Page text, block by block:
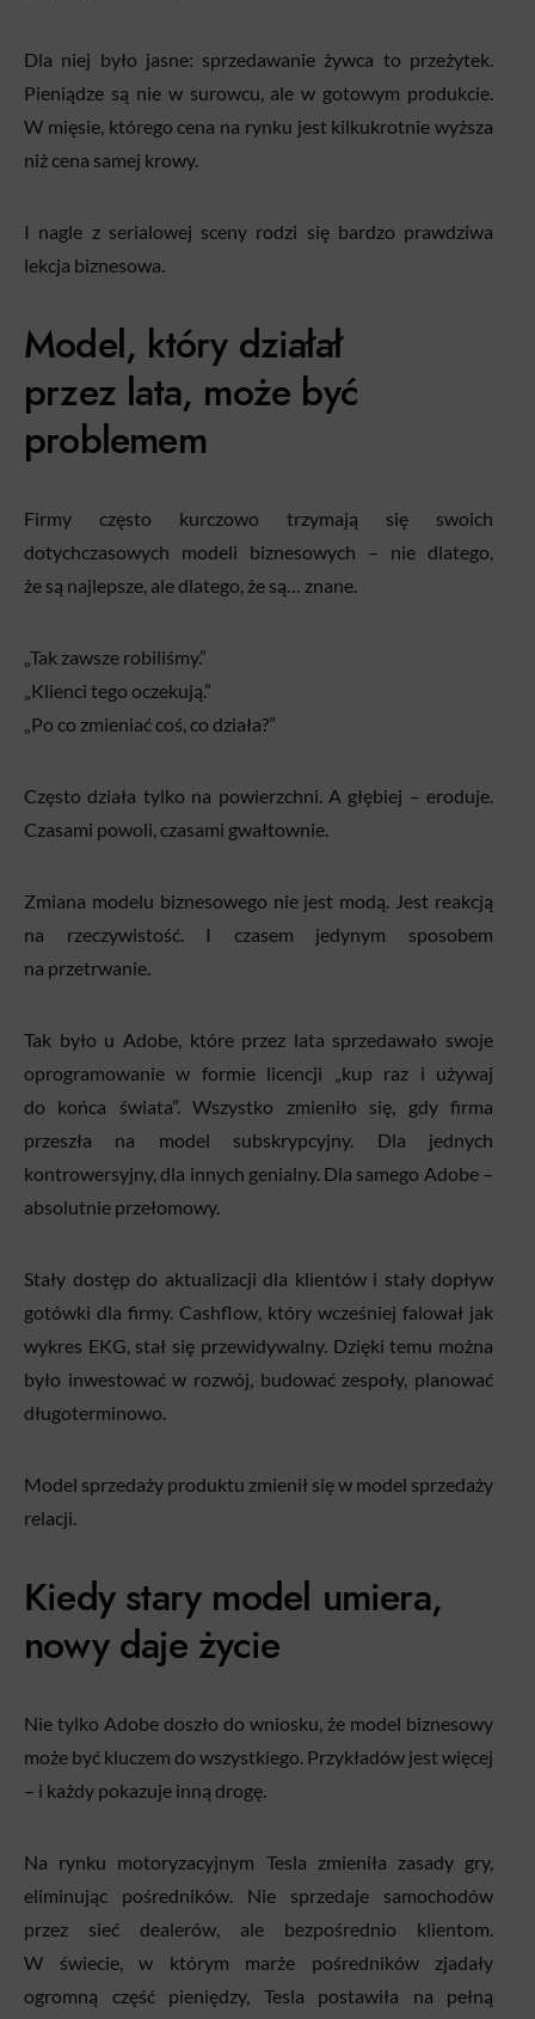
Dla niej było jasne: sprzedawanie żywca to przeżytek.
Pieniądze są nie w surowcu, ale w gotowym produkcie.
W mięsie, którego cena na rynku jest kilkukrotnie wyższa
niż cena samej krowy.
I nagle z serialowej sceny rodzi się bardzo prawdziwa
lekcja biznesowa.
Model, który działał
przez lata, może być
problemem
Firmy często kurczowo trzymają się swoich
dotychczasowych modeli biznesowych – nie dlatego,
że są najlepsze, ale dlatego, że są… znane.
„Tak zawsze robiliśmy.”
„Klienci tego oczekują.”
„Po co zmieniać coś, co działa?”
Często działa tylko na powierzchni. A głębiej – eroduje.
Czasami powoli, czasami gwałtownie.
Zmiana modelu biznesowego nie jest modą. Jest reakcją
na rzeczywistość. I czasem jedynym sposobem
na przetrwanie.
Tak było u Adobe, które przez lata sprzedawało swoje
oprogramowanie w formie licencji „kup raz i używaj
do końca świata”. Wszystko zmieniło się, gdy firma
przeszła na model subskrypcyjny. Dla jednych
kontrowersyjny, dla innych genialny. Dla samego Adobe –
absolutnie przełomowy.
Stały dostęp do aktualizacji dla klientów i stały dopływ
gotówki dla firmy. Cashflow, który wcześniej falował jak
wykres EKG, stał się przewidywalny. Dzięki temu można
było inwestować w rozwój, budować zespoły, planować
długoterminowo.
Model sprzedaży produktu zmienił się w model sprzedaży
relacji.
Kiedy stary model umiera,
nowy daje życie
Nie tylko Adobe doszło do wniosku, że model biznesowy
może być kluczem do wszystkiego. Przykładów jest więcej
– i każdy pokazuje inną drogę.
Na rynku motoryzacyjnym Tesla zmieniła zasady gry,
eliminując pośredników. Nie sprzedaje samochodów
przez sieć dealerów, ale bezpośrednio klientom.
W świecie, w którym marże pośredników zjadały
ogromną część pieniędzy, Tesla postawiła na pełną